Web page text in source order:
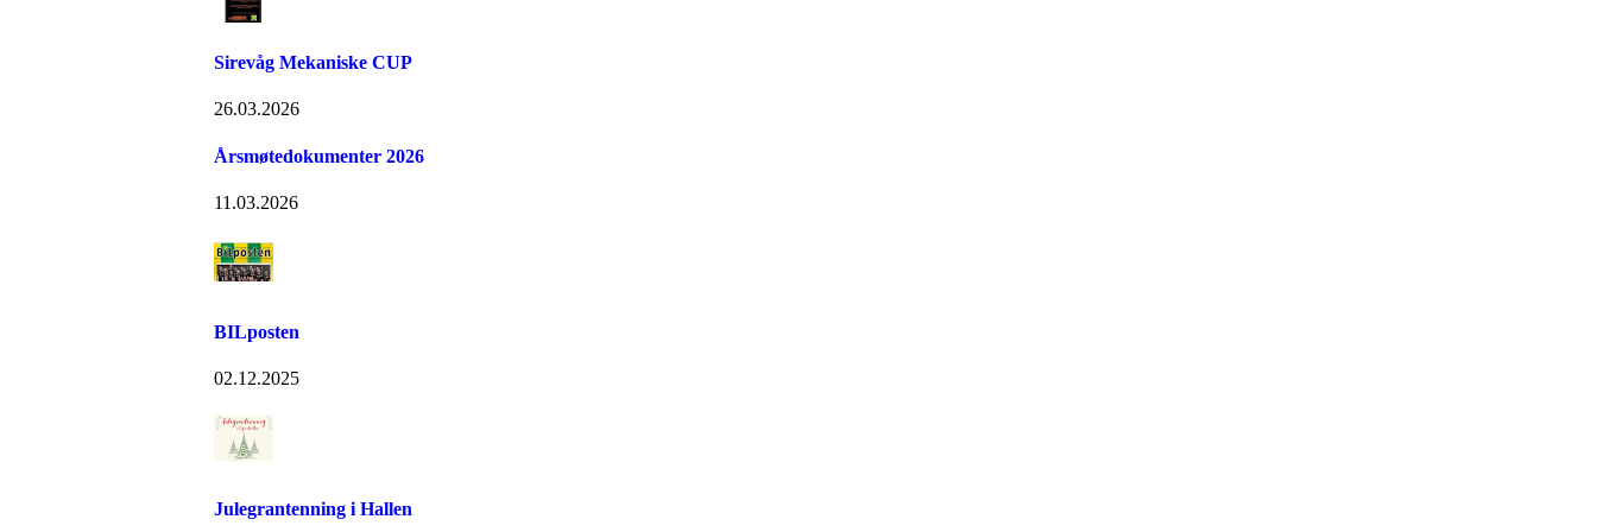
Sirevåg Mekaniske CUP
26.03.2026
Årsmøtedokumenter 2026
11.03.2026
BILposten
02.12.2025
Julegrantenning i Hallen